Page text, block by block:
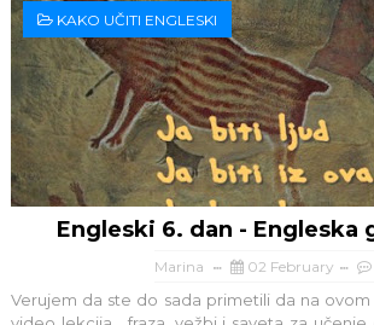
KAKO UČITI ENGLESKI
Engleski 6. dan - Engleska
Marina 02 February
Verujem da ste do sada primetili da na